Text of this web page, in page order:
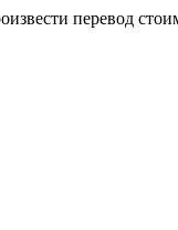
перевод